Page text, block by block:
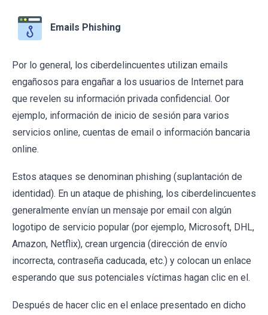
Emails Phishing
Por lo general, los ciberdelincuentes utilizan emails
engañosos para engañar a los usuarios de Internet para
que revelen su información privada confidencial. Oor
ejemplo, información de inicio de sesión para varios
servicios online, cuentas de email o información bancaria
online.
Estos ataques se denominan phishing (suplantación de
identidad). En un ataque de phishing, los ciberdelincuentes
generalmente envían un mensaje por email con algún
logotipo de servicio popular (por ejemplo, Microsoft, DHL,
Amazon, Netflix), crean urgencia (dirección de envío
incorrecta, contraseña caducada, etc.) y colocan un enlace
esperando que sus potenciales víctimas hagan clic en el.
Después de hacer clic en el enlace presentado en dicho